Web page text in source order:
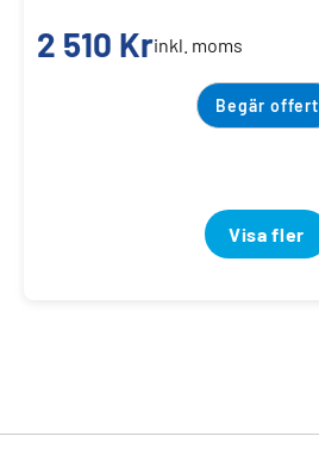
2 510 Krinkl. moms
Begär offert
Visa fler